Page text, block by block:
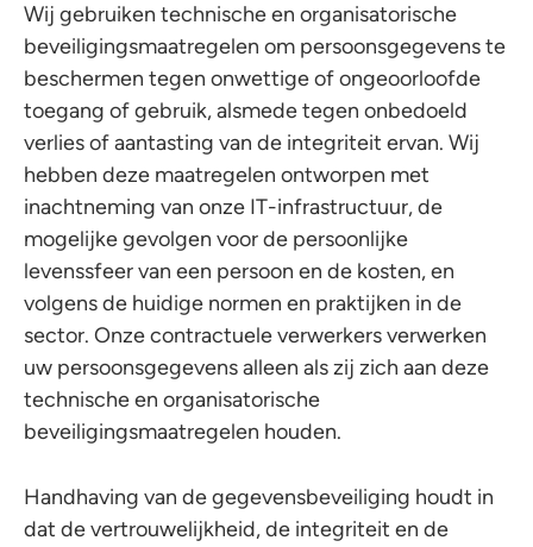
Wij gebruiken technische en organisatorische
beveiligingsmaatregelen om persoonsgegevens te
beschermen tegen onwettige of ongeoorloofde
toegang of gebruik, alsmede tegen onbedoeld
verlies of aantasting van de integriteit ervan. Wij
hebben deze maatregelen ontworpen met
inachtneming van onze IT-infrastructuur, de
mogelijke gevolgen voor de persoonlijke
levenssfeer van een persoon en de kosten, en
volgens de huidige normen en praktijken in de
sector. Onze contractuele verwerkers verwerken
uw persoonsgegevens alleen als zij zich aan deze
technische en organisatorische
beveiligingsmaatregelen houden.
Handhaving van de gegevensbeveiliging houdt in
dat de vertrouwelijkheid, de integriteit en de